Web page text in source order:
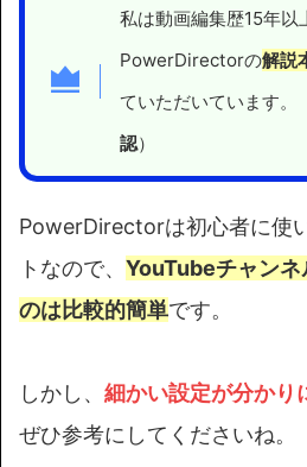
私は動画編集歴15年以
PowerDirectorの解説
ていただいています。
認）
PowerDirectorは初心者に使
トなので、 YouTubeチャンネ
のは比較的簡単です。
しかし、 細かい設定が分かり
ぜひ参考にしてくださいね。